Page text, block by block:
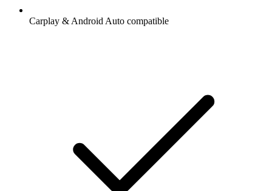
Carplay & Android Auto compatible